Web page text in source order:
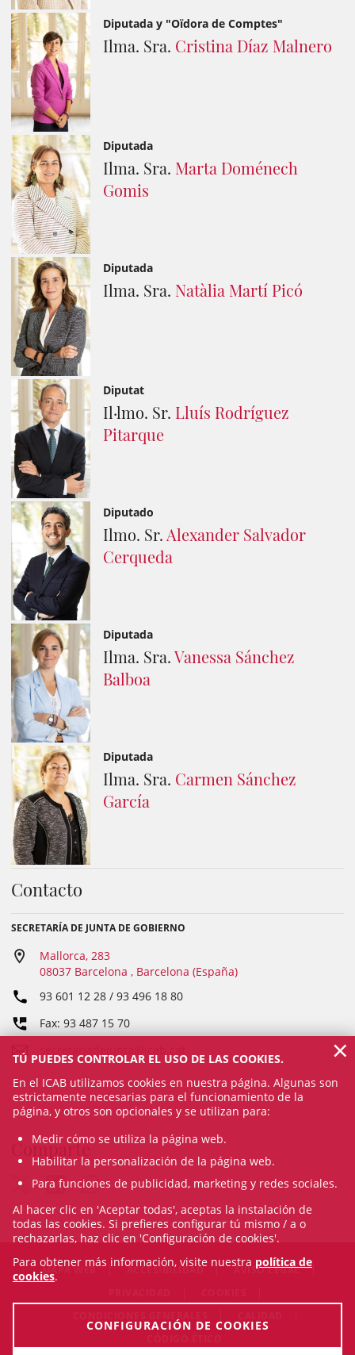
Diputada y "Oïdora de Comptes"
Ilma. Sra. Cristina Díaz Malnero
Diputada
Ilma. Sra. Marta Doménech
Gomis
Diputada
Ilma. Sra. Natàlia Martí Picó
Diputat
Il·lmo. Sr. Lluís Rodríguez
Pitarque
Diputado
Ilmo. Sr. Alexander Salvador
Cerqueda
Diputada
Ilma. Sra.Vanessa Sánchez
Balboa
Diputada
Ilma. Sra. Carmen Sánchez
García
Contacto
SECRETARÍA DE JUNTA DE GOBIERNO
Mallorca, 283
08037 Barcelona , Barcelona (España)
93 601 12 28 / 93 496 18 80
Fax: 93 487 15 70
Comparte
MAPA WEB ACCESIBILIDAD
AVISO LEGAL
TÚ PUEDES CONTROLAR EL USO DE LAS COOKIES.
En el ICAB utilizamos cookies en nuestra página. Algunas son
estrictamente necesarias para el funcionamiento de la
página, y otros son opcionales y se utilizan para:
Medir cómo se utiliza la página web.
Habilitar la personalización de la página web.
Para funciones de publicidad, marketing y redes sociales.
Al hacer clic en 'Aceptar todas', aceptas la instalación de
todas las cookies. Si prefieres configurar tú mismo / a o
rechazarlas, haz clic en 'Configuración de cookies'.
Para obtener más información, visite nuestra política de
cookies.
CONFIGURACIÓN DE COOKIES
×